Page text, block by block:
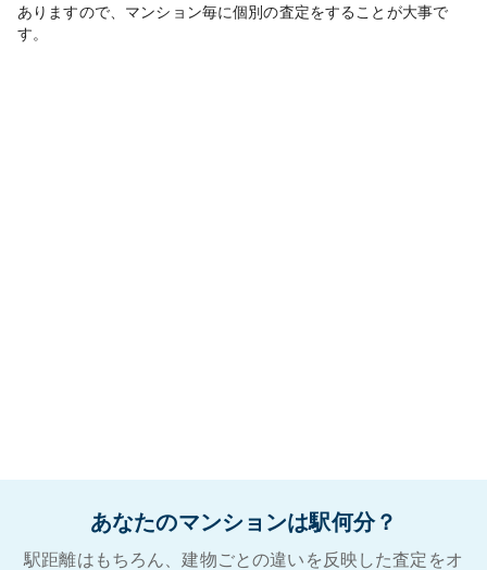
ありますので、マンション毎に個別の査定をすることが大事で
す。
あなたのマンションは駅何分？
駅距離はもちろん、建物ごとの違いを反映した査定をオ